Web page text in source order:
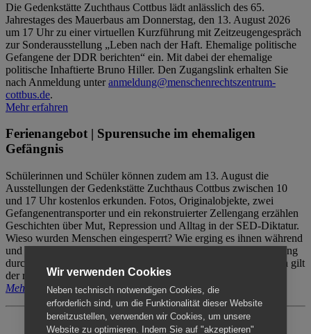
Die Gedenkstätte Zuchthaus Cottbus lädt anlässlich des 65.
Jahrestages des Mauerbaus am Donnerstag, den 13. August 2026
um 17 Uhr zu einer virtuellen Kurzführung mit Zeitzeugengespräch
zur Sonderausstellung „Leben nach der Haft. Ehemalige politische
Gefangene der DDR berichten“ ein. Mit dabei der ehemalige
politische Inhaftierte Bruno Hiller. Den Zugangslink erhalten Sie
nach Anmeldung unteranmeldung@menschenrechtszentrum-
cottbus.de.
Mehr erfahren
Ferienangebot | Spurensuche im ehemaligen
Gefängnis
Schülerinnen und Schüler können zudem am 13. August die
Ausstellungen der Gedenkstätte Zuchthaus Cottbus zwischen 10
und 17 Uhr kostenlos erkunden. Fotos, Originalobjekte, zwei
Gefangenentransporter und ein rekonstruierter Zellengang erzählen
Geschichten über Mut, Repression und Alltag in der SED-Diktatur.
Wieso wurden Menschen eingesperrt? Wie erging es ihnen während
und nach der Haft? Der Besuch erfolgt individuell ohne Betreuung
durch das Menschenrechtszentrum Cottbus. Für Begleitpersonen gilt
der reguläre Eintritt (8€ / ermäßigt 5€).
Mehr erfahren
Wir verwenden Cookies
Neben technisch notwendigen Cookies, die
erforderlich sind, um die Funktionalität dieser Website
bereitzustellen, verwenden wir Cookies, um unsere
Website zu optimieren. Indem Sie auf "akzeptieren"